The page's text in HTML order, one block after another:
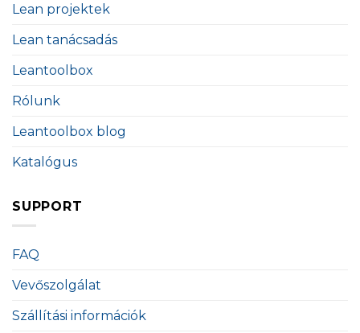
Lean projektek
Lean tanácsadás
Leantoolbox
Rólunk
Leantoolbox blog
Katalógus
SUPPORT
FAQ
Vevőszolgálat
Szállítási információk